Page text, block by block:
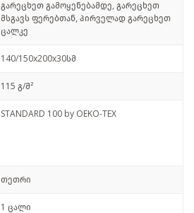
გარეცხეთ გამოყენებამდე, გარეცხეთ
მსგავს ფერებთან, პირველად გარეცხეთ
ცალკე
140/150x200x30სმ
115 გ/მ²
STANDARD 100 by OEKO-TEX
თეთრი
1 ცალი